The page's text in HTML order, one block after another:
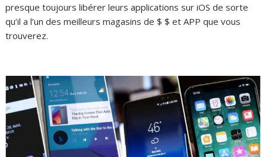
presque toujours libérer leurs applications sur iOS de sorte
qu’il a l’un des meilleurs magasins de $ $ et APP que vous
trouverez.